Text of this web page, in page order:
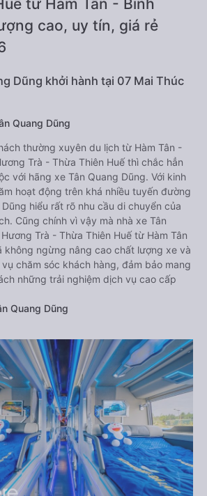
từ Hàm Tân - Bình
cao, uy tín, giá rẻ
Dũng khởi hành tại 07 Mai Thúc
Quang Dũng
thường xuyên du lịch từ Hàm Tân -
Trà - Thừa Thiên Huế thì chắc hẳn
với hãng xe Tân Quang Dũng. Với kinh
hoạt động trên khá nhiều tuyến đường
Dũng hiểu rất rõ nhu cầu di chuyển của
Cũng chính vì vậy mà nhà xe Tân
Trà - Thừa Thiên Huế từ Hàm Tân
không ngừng nâng cao chất lượng xe và
chăm sóc khách hàng, đảm bảo mang
những trải nghiệm dịch vụ cao cấp
Quang Dũng